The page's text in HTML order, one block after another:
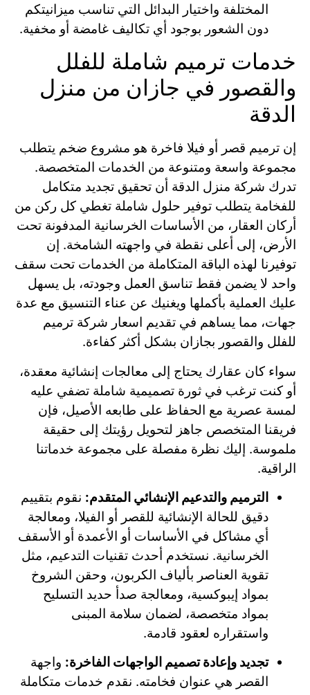
المختلفة واختيار البدائل التي تناسب ميزانيتكم
دون الشعور بوجود أي تكاليف غامضة أو مخفية.
خدمات ترميم شاملة للفلل
والقصور في جازان من منزل
الدقة
إن ترميم قصر أو فيلا فاخرة هو مشروع ضخم يتطلب
مجموعة واسعة ومتنوعة من الخدمات المتخصصة.
تدرك شركة منزل الدقة أن تحقيق تجديد متكامل
للفخامة يتطلب توفير حلول شاملة تغطي كل ركن من
أركان العقار، من الأساسات الخرسانية المدفونة تحت
الأرض، إلى أعلى نقطة في واجهته الشامخة. إن
توفيرنا لهذه الباقة المتكاملة من الخدمات تحت سقف
واحد لا يضمن فقط تناسق العمل وجودته، بل يسهل
عليك العملية بأكملها ويغنيك عن عناء التنسيق مع عدة
جهات، مما يساهم في تقديم اسعار شركة ترميم
للفلل والقصور بجازان بشكل أكثر كفاءة.
سواء كان عقارك يحتاج إلى معالجات إنشائية معقدة،
أو كنت ترغب في ثورة تصميمية شاملة تضفي عليه
لمسة عصرية مع الحفاظ على طابعه الأصيل، فإن
فريقنا المتخصص جاهز لتحويل رؤيتك إلى حقيقة
ملموسة. إليك نظرة مفصلة على مجموعة خدماتنا
الراقية.
الترميم والتدعيم الإنشائي المتقدم: نقوم بتقييم
دقيق للحالة الإنشائية للقصر أو الفيلا، ومعالجة
أي مشاكل في الأساسات أو الأعمدة أو الأسقف
الخرسانية. نستخدم أحدث تقنيات التدعيم، مثل
تقوية العناصر بألياف الكربون، وحقن الشروخ
بمواد إيبوكسية، ومعالجة صدأ حديد التسليح
بمواد متخصصة، لضمان سلامة المبنى
واستقراره لعقود قادمة.
تجديد وإعادة تصميم الواجهات الفاخرة: واجهة
القصر هي عنوان فخامته. نقدم خدمات متكاملة